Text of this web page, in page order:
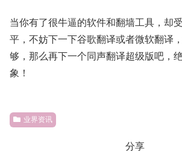
当你有了很牛逼的软件和翻墙工具，却
平，不妨下一下谷歌翻译或者微软翻译
够，那么再下一个同声翻译超级版吧，
象！
业界资讯
分享